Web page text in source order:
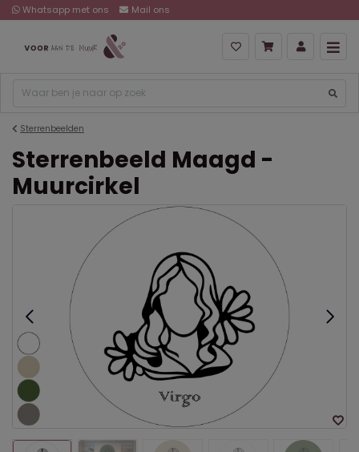
Whatsapp met ons Mail ons
Sterrenbeelden
Sterrenbeeld Maagd -
Muurcirkel